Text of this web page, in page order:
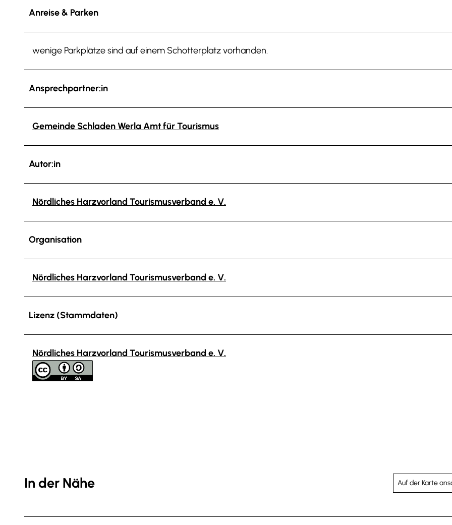
Anreise & Parken
wenige Parkplätze sind auf einem Schotterplatz vorhanden.
Ansprechpartner:in
Gemeinde Schladen Werla Amt für Tourismus
Autor:in
Nördliches Harzvorland Tourismusverband e. V.
Organisation
Nördliches Harzvorland Tourismusverband e. V.
Lizenz (Stammdaten)
Nördliches Harzvorland Tourismusverband e. V.
In der Nähe Auf der Karte